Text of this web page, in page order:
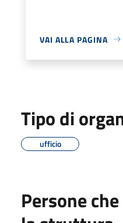
VAI ALLA PAGINA
Tipo di
ufficio
Persone